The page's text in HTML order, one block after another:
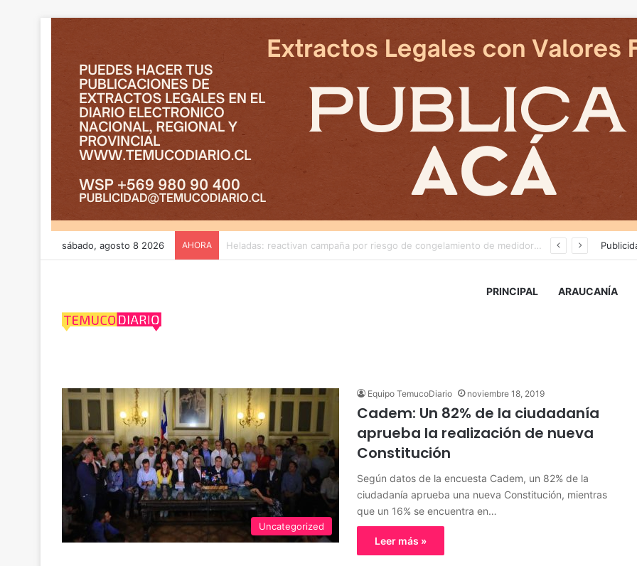
sábado, agosto 8 2026 AHORA Deportes Temuco termina relación contractual con Arturo Sanhueza tras derrota ante Copiapó
PRINCIPAL ARAUCANÍA
nueva Constitución
Uncategorized
Equipo TemucoDiario noviembre 18, 2019
Cadem: Un 82% de la ciudadanía
aprueba la realización de nueva
Constitución
Según datos de la encuesta Cadem, un 82% de la
ciudadanía aprueba una nueva Constitución, mientras
que un 16% se encuentra en…
Leer más »